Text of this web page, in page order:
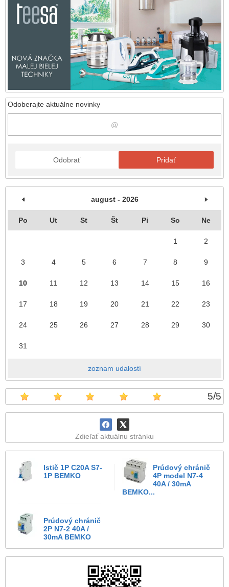
Odoberajte aktuálne novinky
Odobrať Pridať
august - 2026
Po Ut St Št Pi So Ne
1 2
3 4 5 6 7 8 9
10 11 12 13 14 15 16
17 18 19 20 21 22 23
24 25 26 27 28 29 30
31
zoznam udalostí
5/5
Zdieľať aktuálnu stránku
Istič 1P C20A S7-
1P BEMKO
Prúdový chránič
4P model N7-4
40A / 30mA
BEMKO...
Prúdový chránič
2P N7-2 40A /
30mA BEMKO